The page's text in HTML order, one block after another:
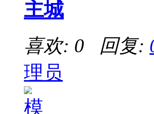
主城
喜欢: 0 回复:
理员